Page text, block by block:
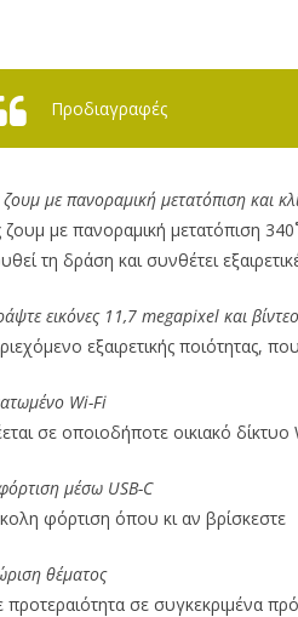
Προδιαγραφές
με πανοραμική μετατόπιση και
με πανοραμική μετατόπιση
τη δράση και συνθέτει
εικόνες 11,7 megapixel και
εξαιρετικής ποιότητας,
Wi-Fi
σε οποιοδήποτε οικιακό
μέσω USB-C
φόρτιση όπου κι αν βρίσκεστε
θέματος
προτεραιότητα σε συγκεκριμένα